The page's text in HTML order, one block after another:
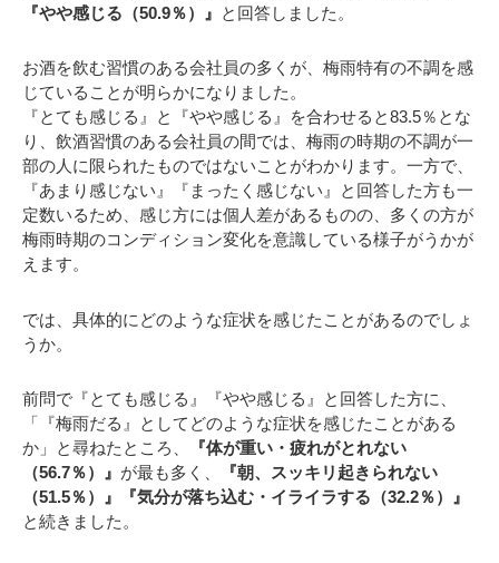
『やや感じる（50.9％）』 と回答しました。
お酒を飲む習慣のある会社員の多くが、梅雨特有の不調を感
じていることが明らかになりました。
『とても感じる』と『やや感じる』を合わせると83.5％とな
り、飲酒習慣のある会社員の間では、梅雨の時期の不調が一
部の人に限られたものではないことがわかります。一方で、
『あまり感じない』『まったく感じない』と回答した方も一
定数いるため、感じ方には個人差があるものの、多くの方が
梅雨時期のコンディション変化を意識している様子がうかが
えます。
では、具体的にどのような症状を感じたことがあるのでしょ
うか。
前問で『とても感じる』『やや感じる』と回答した方に、
「『梅雨だる』としてどのような症状を感じたことがある
か」と尋ねたところ、
『体が重い・疲れがとれない
（56.7％）』 が最も多く、
『朝、スッキリ起きられない
（51.5％）』『気分が落ち込む・イライラする（32.2％）』
と続きました。